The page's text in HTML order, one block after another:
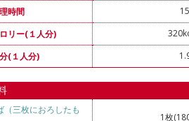
時間
リー(１人分)
(１人分)
（三枚におろしたも
1枚